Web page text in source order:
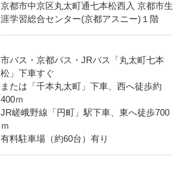
京都市中京区丸太町通七本松西入 京都市生
涯学習総合センター(京都アスニー)１階
市バス・京都バス・JRバス「丸太町七本
松」下車すぐ
または「千本丸太町」下車、西へ徒歩約
400ｍ
JR嵯峨野線「円町」駅下車、東へ徒歩700
ｍ
有料駐車場（約60台）有り